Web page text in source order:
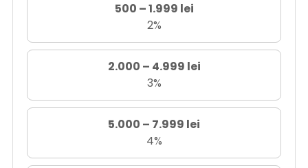
500 – 1.999 lei
2%
2.000 – 4.999 lei
3%
5.000 – 7.999 lei
4%